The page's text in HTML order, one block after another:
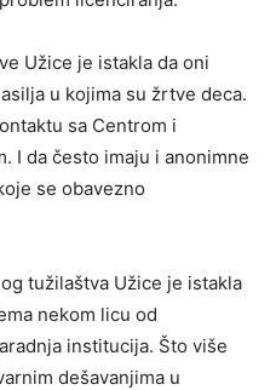
Užice je istakla da oni
u kojima su žrtve deca.
sa Centrom i
I da često imaju i anonimne
se obavezno
tužilaštva Užice je istakla
nekom licu od
institucija. Što više
dešavanjima u